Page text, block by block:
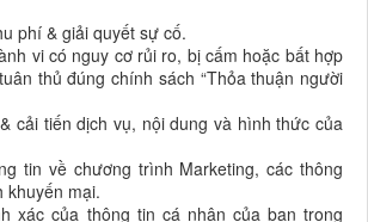
phí & giải quyết sự cố.
vi có nguy cơ rủi ro, bị cấm hoặc bất hợp
thủ đúng chính sách “Thỏa thuận người
cải tiến dịch vụ, nội dung và hình thức của
tin về chương trình Marketing, các thông
khuyến mại.
xác của thông tin cá nhân của bạn trong